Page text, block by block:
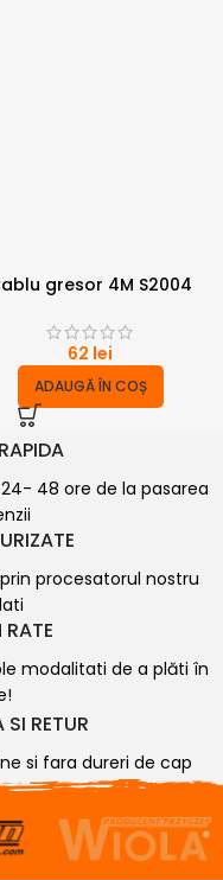
gresor 4M S2004
62 lei
ADAUGĂ ÎN COȘ
48 ore de la pasarea
procesatorul nostru
RATE
modalitati de a plăti în
RETUR
si fara dureri de cap